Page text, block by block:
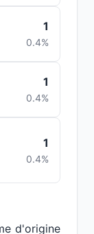
1
0.4%
1
0.4%
1
0.4%
d'origine